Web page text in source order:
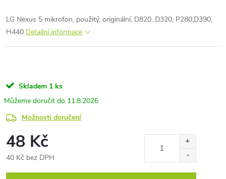
LG Nexus 5 mikrofon, použitý, originální, D820, D320, P280,D390,
H440 Detailní informace
Skladem 1 ks
11.8.2026
Možnosti doručení
48 Kč
40 Kč bez DPH